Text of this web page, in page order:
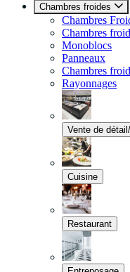
Chambres froides
Chambres
Chambres
Monoblocs
Panneaux
Chambres
Rayonnages
Vente de
Cuisine
Restaurant